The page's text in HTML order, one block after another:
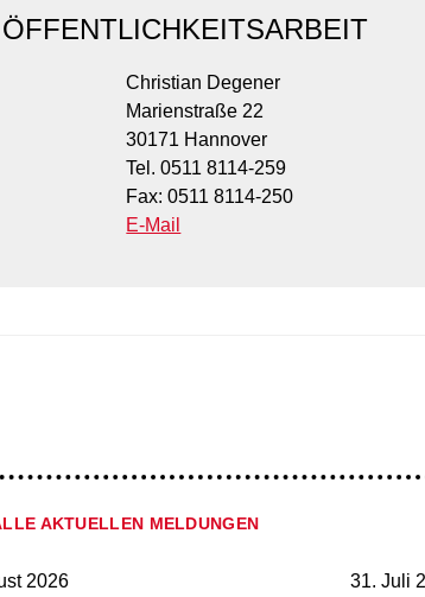
Christian Degener
Marienstraße 22
30171 Hannover
Tel. 0511 8114-259
Fax: 0511 8114-250
E-Mail
AKTUELLEN MELDUNGEN
2026 31. Juli